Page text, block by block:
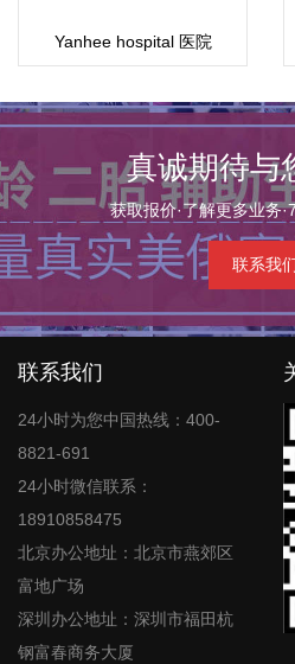
Yanhee hospital 医院
真诚期待与
获取报价·了解更多业务
联系我
联系我们
24小时为您中国热线：400-
8821-691
24小时微信联系：
18910858475
北京办公地址：北京市燕郊区
富地广场
深圳办公地址：深圳市福田杭
钢富春商务大厦